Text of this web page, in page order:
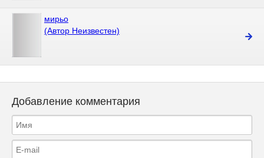
мирьо
(Автор Неизвестен)
Добавление комментария